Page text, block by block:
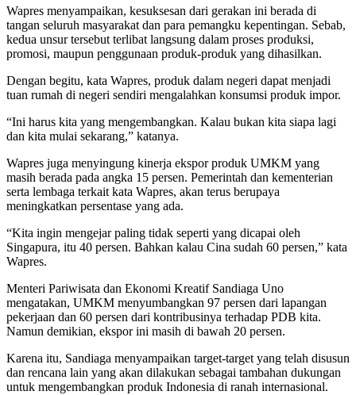
Wapres menyampaikan, kesuksesan dari gerakan ini berada di
tangan seluruh masyarakat dan para pemangku kepentingan. Sebab,
kedua unsur tersebut terlibat langsung dalam proses produksi,
promosi, maupun penggunaan produk-produk yang dihasilkan.
Dengan begitu, kata Wapres, produk dalam negeri dapat menjadi
tuan rumah di negeri sendiri mengalahkan konsumsi produk impor.
“Ini harus kita yang mengembangkan. Kalau bukan kita siapa lagi
dan kita mulai sekarang,” katanya.
Wapres juga menyingung kinerja ekspor produk UMKM yang
masih berada pada angka 15 persen. Pemerintah dan kementerian
serta lembaga terkait kata Wapres, akan terus berupaya
meningkatkan persentase yang ada.
“Kita ingin mengejar paling tidak seperti yang dicapai oleh
Singapura, itu 40 persen. Bahkan kalau Cina sudah 60 persen,” kata
Wapres.
Menteri Pariwisata dan Ekonomi Kreatif Sandiaga Uno
mengatakan, UMKM menyumbangkan 97 persen dari lapangan
pekerjaan dan 60 persen dari kontribusinya terhadap PDB kita.
Namun demikian, ekspor ini masih di bawah 20 persen.
Karena itu, Sandiaga menyampaikan target-target yang telah disusun
dan rencana lain yang akan dilakukan sebagai tambahan dukungan
untuk mengembangkan produk Indonesia di ranah internasional.